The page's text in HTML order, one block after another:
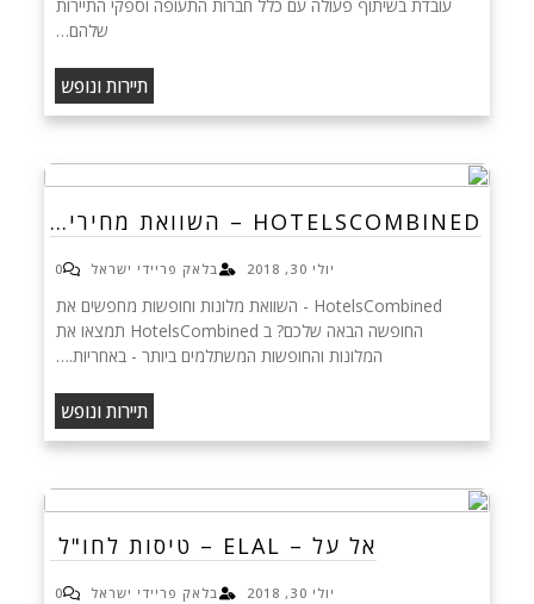
עובדת בשיתוף פעולה עם כלל חברות התעופה וספקי התיירות
שלהם…
תיירות ונופש
HOTELSCOMBINED – השוואת מחירי…
יולי 30, 2018 בלאק פריידי ישראל 0
HotelsCombined - השוואת מלונות וחופשות מחפשים את
החופשה הבאה שלכם? ב HotelsCombined תמצאו את
המלונות והחופשות המשתלמים ביותר - באחריות.…
תיירות ונופש
אל על – ELAL – טיסות לחו"ל
יולי 30, 2018 בלאק פריידי ישראל 0